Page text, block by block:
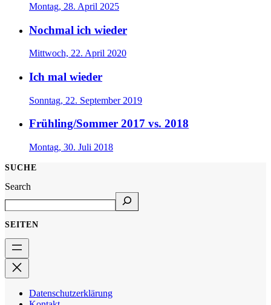
Montag, 28. April 2025
Nochmal ich wieder
Mittwoch, 22. April 2020
Ich mal wieder
Sonntag, 22. September 2019
Frühling/Sommer 2017 vs. 2018
Montag, 30. Juli 2018
SUCHE
Search
SEITEN
Datenschutzerklärung